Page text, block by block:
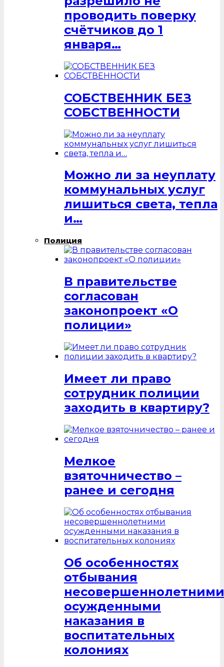
проводить поверку
счётчиков до 1
января…
СОБСТВЕННИК БЕЗ
СОБСТВЕННОСТИ
Можно ли за неуплату
коммунальных услуг
лишиться света, тепла
и…
Полиция
В правительстве
согласован
законопроект «О
полиции»
Имеет ли право
сотрудник полиции
заходить в квартиру?
Мелкое
взяточничество –
ранее и сегодня
Об особенностях
отбывания
несовершеннолетними
осужденными
наказания в
воспитательных
колониях